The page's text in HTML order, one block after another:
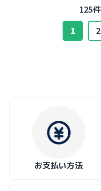
125
1
2
お支払い方法